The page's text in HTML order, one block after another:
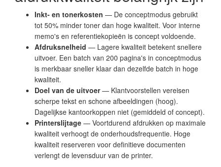
Inkt- en tonerkosten — De conceptmodus gebruikt
tot 50% minder toner dan hoge kwaliteit. Voor interne
memo's en referentiekopieën is concept voldoende.
Afdruksnelheid — Lagere kwaliteit betekent snellere
uitvoer. Een batch van 200 pagina's in conceptmodus
is merkbaar sneller klaar dan dezelfde batch in hoge
kwaliteit.
Doel van de uitvoer— Klantvoorstellen vereisen
scherpe tekst en schone afbeeldingen (hoog).
Dagelijkse kantoorkoppen niet (gemiddeld of concept).
Printerslijtage — Voortdurend afdrukken op maximale
kwaliteit verhoogt de onderhoudsfrequentie. Hoge
kwaliteit reserveren voor definitieve documenten
verlengt de levensduur van de printer.